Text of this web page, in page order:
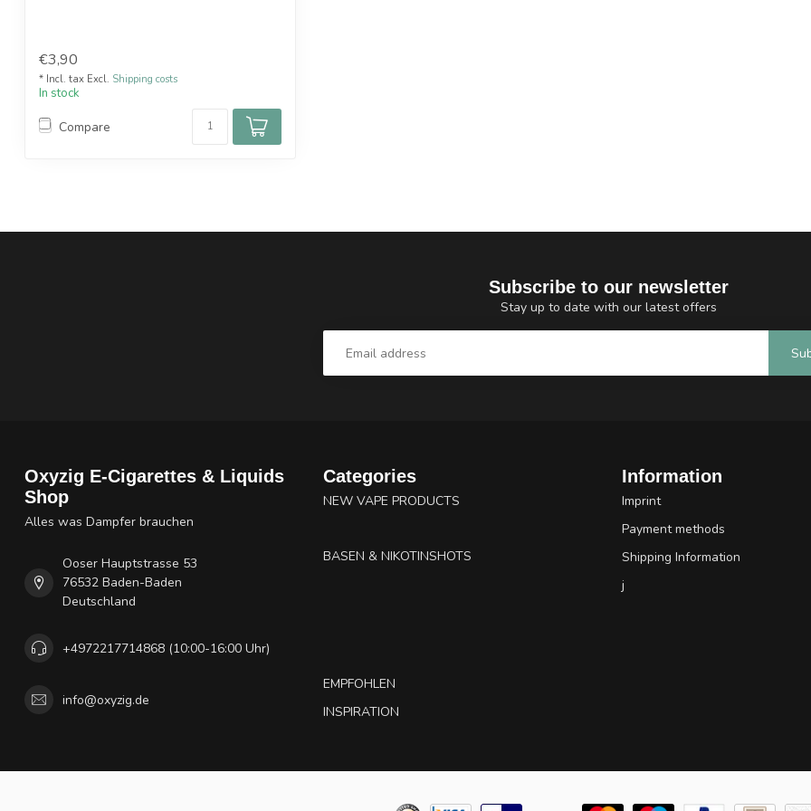
€3,90
* Incl. tax Excl. Shipping costs
In stock
Compare
Subscribe to our newsletter
Stay up to date with our latest offers
Oxyzig E-Cigarettes & Liquids
Shop
Alles was Dampfer brauchen
Ooser Hauptstrasse 53
76532 Baden-Baden
Deutschland
+4972217714868 (10:00-16:00 Uhr)
info@oxyzig.de
Categories
NEW VAPE PRODUCTS
BASEN & NIKOTINSHOTS
EMPFOHLEN
INSPIRATION
Information
Imprint
Payment methods
Shipping Information
j